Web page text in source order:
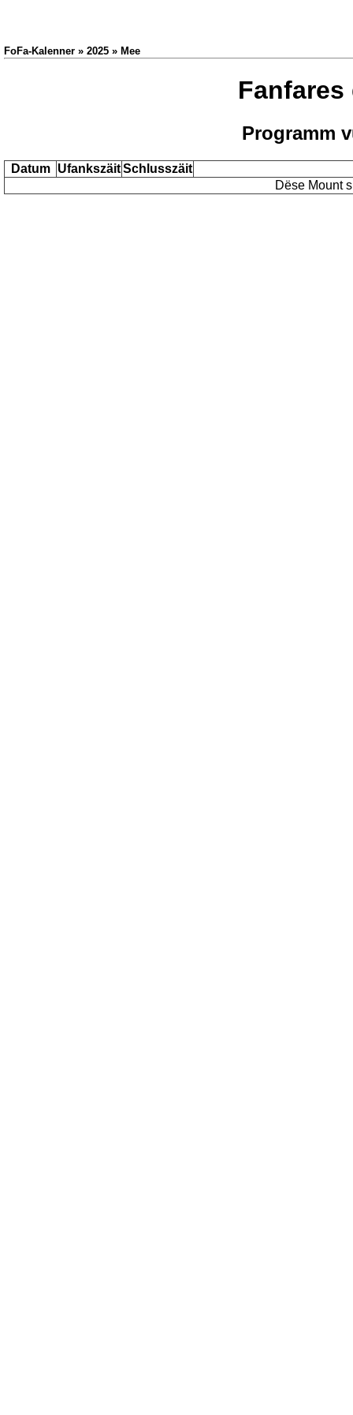
FoFa-Kalenner » 2025 » Mee
Programm
Datum UfankszäitSchlusszäit
Dëse Mount